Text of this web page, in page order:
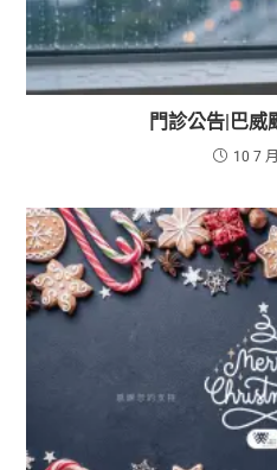
門診公告|巴威
10 7